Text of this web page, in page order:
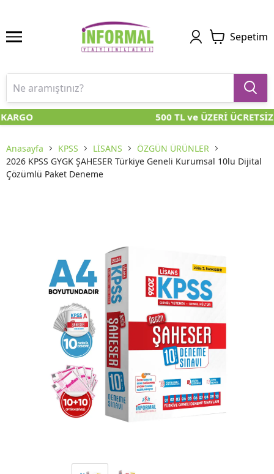
Sepetim
500 TL ve ÜZERİ ÜCRETSİZ
Anasayfa KPSS LİSANS
ÖZGÜN ÜRÜNLER
2026 KPSS GYGK ŞAHESER Türkiye Geneli Kurumsal 10lu Dijital
Çözümlü Paket Deneme